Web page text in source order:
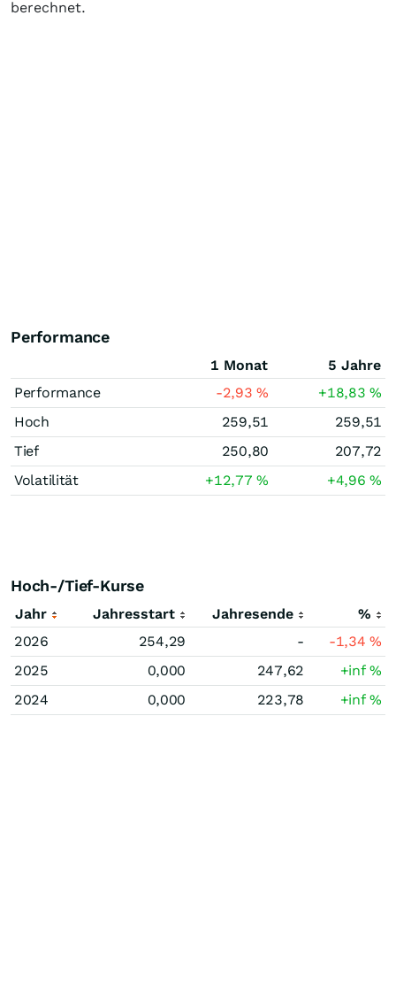
berechnet.
Performance
1 Monat
5 Jahre
Performance
-2,93% +18,83%
Hoch
259,51
259,51
Tief
250,80
207,72
Volatilität
+12,77% +4,96%
Hoch-/Tief-Kurse
Jahr Jahresstart Jahresende
%
2026
254,29 - -1,34%
2025
0,000 247,62 +inf%
2024
0,000 223,78 +inf%